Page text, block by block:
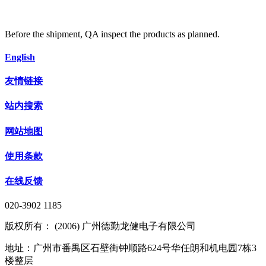
Before the shipment, QA inspect the products as planned.
English
友情链接
站内搜索
网站地图
使用条款
在线反馈
020-3902 1185
版权所有： (2006) 广州德勤龙健电子有限公司
地址：广州市番禺区石壁街钟顺路624号华任朗和机电园7栋3
楼整层